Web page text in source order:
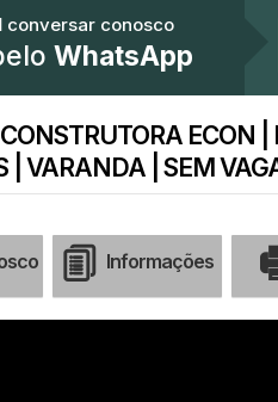
conversar conosco
WhatsApp
ECON
| VARANDA | SEM
Informações